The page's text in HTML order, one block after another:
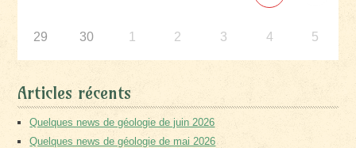
29 30 1 2 3 4 5
Articles récents
Quelques news de géologie de juin 2026
Quelques news de géologie de mai 2026